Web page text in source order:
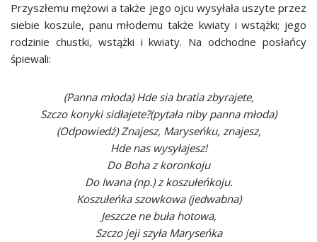
Przyszłemu mężowi a także jego ojcu wysyłała uszyte przez
siebie koszule, panu młodemu także kwiaty i wstążki; jego
rodzinie chustki, wstążki i kwiaty. Na odchodne posłańcy
śpiewali:
(Panna młoda) Hde sia bratia zbyrajete,
Szczo konyki sidłajete?(pytała niby panna młoda)
(Odpowiedź) Znajesz, Maryseńku, znajesz,
Hde nas wysyłajesz!
Do Boha z koronkoju
Do Iwana (np.) z koszułeńkoju.
Koszułeńka szowkowa (jedwabna)
Jeszcze ne buła hotowa,
Szczo jeji szyła Maryseńka